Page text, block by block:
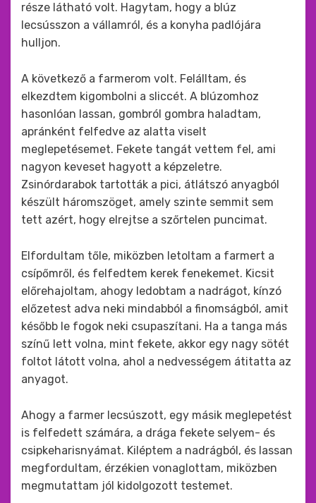
része látható volt. Hagytam, hogy a blúz
lecsússzon a vállamról, és a konyha padlójára
hulljon.
A következő a farmerom volt. Felálltam, és
elkezdtem kigombolni a sliccét. A blúzomhoz
hasonlóan lassan, gombról gombra haladtam,
apránként felfedve az alatta viselt
meglepetésemet. Fekete tangát vettem fel, ami
nagyon keveset hagyott a képzeletre.
Zsinórdarabok tartották a pici, átlátszó anyagból
készült háromszöget, amely szinte semmit sem
tett azért, hogy elrejtse a szőrtelen puncimat.
Elfordultam tőle, miközben letoltam a farmert a
csípőmről, és felfedtem kerek fenekemet. Kicsit
előrehajoltam, ahogy ledobtam a nadrágot, kínzó
előzetest adva neki mindabból a finomságból, amit
később le fogok neki csupaszítani. Ha a tanga más
színű lett volna, mint fekete, akkor egy nagy sötét
foltot látott volna, ahol a nedvességem átitatta az
anyagot.
Ahogy a farmer lecsúszott, egy másik meglepetést
is felfedett számára, a drága fekete selyem- és
csipkeharisnyámat. Kiléptem a nadrágból, és lassan
megfordultam, érzékien vonaglottam, miközben
megmutattam jól kidolgozott testemet.